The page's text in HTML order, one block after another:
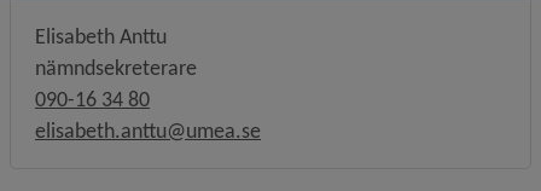
Elisabeth Anttu
nämndsekreterare
090-16 34 80
elisabeth.anttu@umea.se